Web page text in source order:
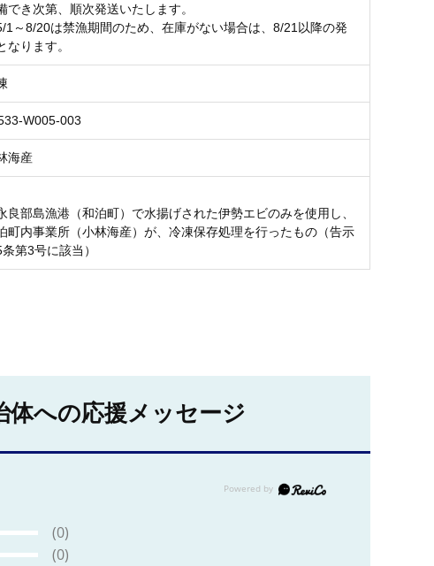
でき次第、順次発送いたします。
1～8/20は禁漁期間のため、在庫がない場合は、8/21以降の発
なります。
W005-003
海産
良部島漁港（和泊町）で水揚げされた伊勢エビのみを使用し、
町内事業所（小林海産）が、冷凍保存処理を行ったもの（告示
第3号に該当）
体への応援メッセージ
(0)
(0)